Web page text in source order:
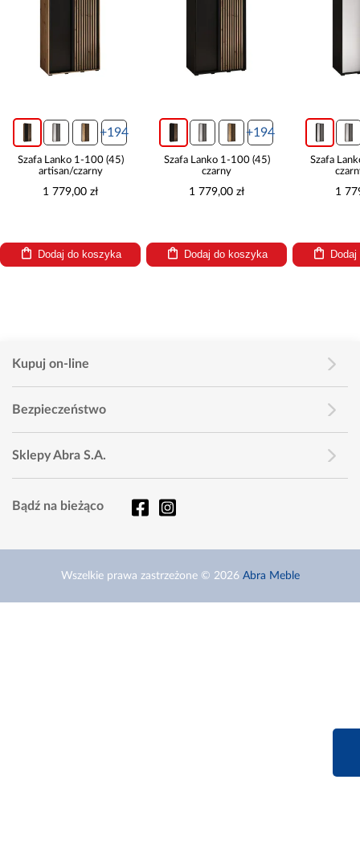
+194
Szafa Lanko 1-100 (45)
artisan/czarny
1 779,00 zł
Dodaj do koszyka
+194
Szafa Lanko 1-100 (45)
czarny
1 779,00 zł
Dodaj do koszyka
Szafa
1
Kupuj on-line
Bezpieczeństwo
Sklepy Abra S.A.
Bądź na bieżąco
Wszelkie prawa zastrzeżone © 2026 Abra Meble